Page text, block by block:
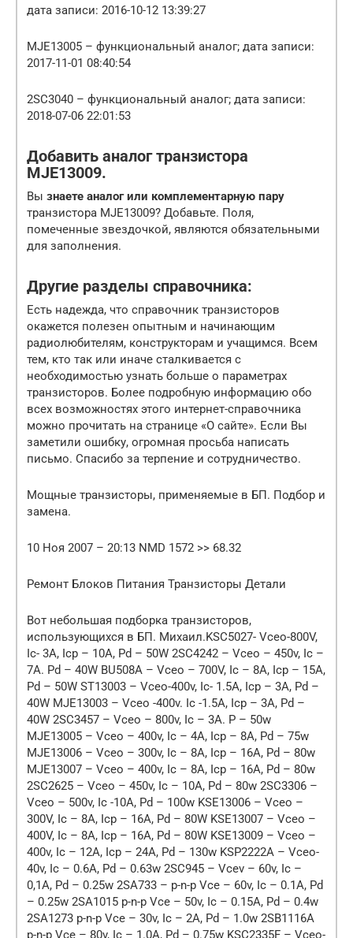
дата записи: 2016-10-12 13:39:27
MJE13005 – функциональный аналог; дата записи:
2017-11-01 08:40:54
2SC3040 – функциональный аналог; дата записи:
2018-07-06 22:01:53
Добавить аналог транзистора
MJE13009.
Вы знаете аналог или комплементарную пару
транзистора MJE13009? Добавьте. Поля,
помеченные звездочкой, являются обязательными
для заполнения.
Другие разделы справочника:
Есть надежда, что справочник транзисторов
окажется полезен опытным и начинающим
радиолюбителям, конструкторам и учащимся. Всем
тем, кто так или иначе сталкивается с
необходимостью узнать больше о параметрах
транзисторов. Более подробную информацию обо
всех возможностях этого интернет-справочника
можно прочитать на странице «О сайте». Если Вы
заметили ошибку, огромная просьба написать
письмо. Спасибо за терпение и сотрудничество.
Мощные транзисторы, применяемые в БП. Подбор и
замена.
10 Ноя 2007 – 20:13 NMD 1572 >> 68.32
Ремонт Блоков Питания Транзисторы Детали
Вот небольшая подборка транзисторов,
использующихся в БП. Михаил.KSC5027- Vceo-800V,
Ic- 3A, Icp – 10A, Pd – 50W 2SC4242 – Vceo – 450v, Ic –
7A. Pd – 40W BU508A – Vceo – 700V, Ic – 8A, Icp – 15A,
Pd – 50W ST13003 – Vceo-400v, Ic- 1.5A, Icp – 3A, Pd –
40W MJE13003 – Vceo -400v. Ic -1.5A, Icp – 3A, Pd –
40W 2SC3457 – Vceo – 800v, Ic – 3A. P – 50w
MJE13005 – Vceo – 400v, Ic – 4A, Icp – 8A, Pd – 75w
MJE13006 – Vceo – 300v, Ic – 8A, Icp – 16A, Pd – 80w
MJE13007 – Vceo – 400v, Ic – 8A, Icp – 16A, Pd – 80w
2SC2625 – Vceo – 450v, Ic – 10A, Pd – 80w 2SC3306 –
Vceo – 500v, Ic -10A, Pd – 100w KSE13006 – Vceo –
300V, Ic – 8A, Icp – 16A, Pd – 80W KSE13007 – Vceo –
400V, Ic – 8A, Icp – 16A, Pd – 80W KSE13009 – Vceo –
400v, Ic – 12A, Icp – 24A, Pd – 130w KSP2222A – Vceo-
40v, Ic – 0.6A, Pd – 0.63w 2SC945 – Vcev – 60v, Ic –
0,1A, Pd – 0.25w 2SA733 – p-n-p Vce – 60v, Ic – 0.1A, Pd
– 0.25w 2SA1015 p-n-p Vce – 50v, Ic – 0.15A, Pd – 0.4w
2SA1273 p-n-p Vce – 30v, Ic – 2A, Pd – 1.0w 2SB1116A
p-n-p Vce – 80v, Ic – 1.0A, Pd – 0.75w KSC2335F – Vceo-